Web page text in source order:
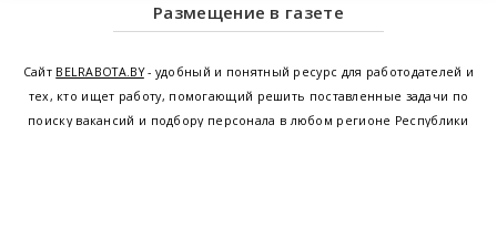
Размещение в газете
Сайт BELRABOTA.BY- удобный и понятный ресурс для работодателей и
тех, кто ищет работу, помогающий решить поставленные задачи по
поиску вакансий и подбору персонала в любом регионе Республики